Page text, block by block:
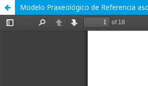
Modelo Praxeológico de Referencia